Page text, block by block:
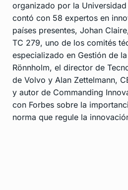
organizado por la
contó con 58 expertos en
países presentes, Johan
TC 279, uno de los comités
especializado en Gestión de
Rönnholm, el director de
de Volvo y Alan Zettelmann,
y autor de Commanding
con Forbes sobre la
norma que regule la